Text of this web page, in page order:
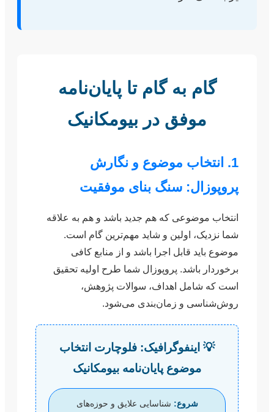
گام به گام تا پایان‌نامه
موفق در بیومکانیک
1. انتخاب موضوع و نگارش
پروپوزال: سنگ بنای موفقیت
انتخاب موضوعی که هم جدید باشد و هم به علاقه
شما نزدیک، اولین و شاید مهم‌ترین گام است.
موضوع باید قابل اجرا باشد و از منابع کافی
برخوردار باشد. پروپوزال شما طرح اولیه تحقیق
است که شامل اهداف، سوالات پژوهش،
روش‌شناسی و زمان‌بندی می‌شود.
💡 اینفوگرافیک: فلوچارت انتخاب
موضوع پایان‌نامه بیومکانیک
شروع: شناسایی علایق و حوزه‌های